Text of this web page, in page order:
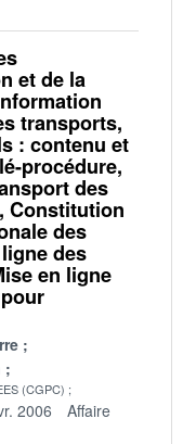
et de la
transports,
: contenu et
procédure,
des
Constitution
des
des
en ligne
(CGPC)
2006
Affaire